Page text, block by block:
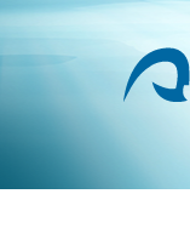
Skip